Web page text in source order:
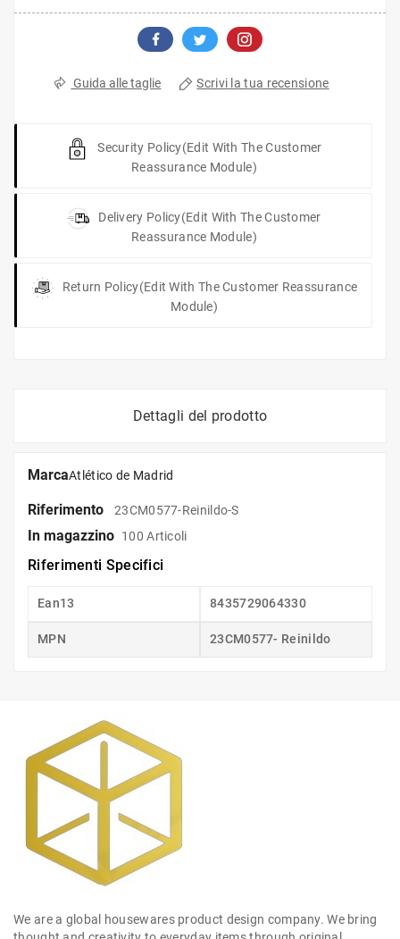
Guida alle taglie Scrivi la tua recensione
Security Policy(edit With The Customer
Reassurance Module)
Delivery Policy(edit With The Customer
Reassurance Module)
Return Policy(edit With The Customer Reassurance
Module)
Dettagli del prodotto
MarcaAtlético de Madrid
Riferimento 23CM0577-Reinildo-S
In magazzino 100 Articoli
Riferimenti Specifici
Ean13 8435729064330
MPN 23CM0577- Reinildo
We are a global housewares product design company. We bring